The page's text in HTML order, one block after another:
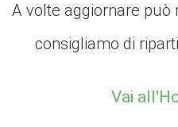
A volte aggiornare
consigliamo di
Vai